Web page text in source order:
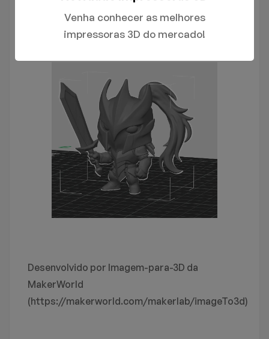
Desenvolvido por Imagem-para-3D da
MakerWorld
(https://makerworld.com/makerlab/imageTo3d)
Venha conhecer as melhores
impressoras 3D do mercado!